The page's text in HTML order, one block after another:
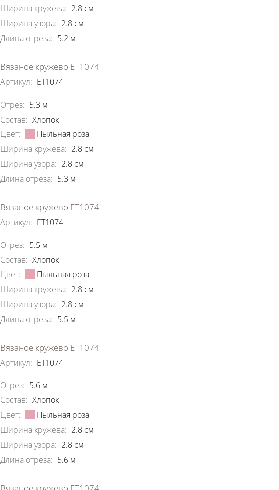
Ширина кружева: 2.8 см
Ширина узора: 2.8 см
Длина отреза: 5.2 м
Вязаное кружево ЕТ1074
Артикул: ЕТ1074
Характеристики
Отрез: 5.3 м
Состав: Хлопок
Цвет:
Пыльная роза
Ширина кружева: 2.8 см
Ширина узора: 2.8 см
Длина отреза: 5.3 м
Вязаное кружево ЕТ1074
Артикул: ЕТ1074
Характеристики
Отрез: 5.5 м
Состав: Хлопок
Цвет:
Пыльная роза
Ширина кружева: 2.8 см
Ширина узора: 2.8 см
Длина отреза: 5.5 м
Вязаное кружево ЕТ1074
Артикул: ЕТ1074
Характеристики
Отрез: 5.6 м
Состав: Хлопок
Цвет:
Пыльная роза
Ширина кружева: 2.8 см
Ширина узора: 2.8 см
Длина отреза: 5.6 м
Вязаное кружево ЕТ1074